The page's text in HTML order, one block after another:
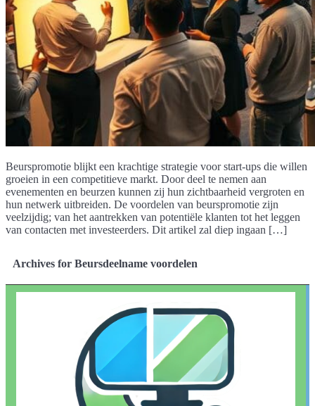
Beurspromotie blijkt een krachtige strategie voor start-ups die willen
groeien in een competitieve markt. Door deel te nemen aan
evenementen en beurzen kunnen zij hun zichtbaarheid vergroten en
hun netwerk uitbreiden. De voordelen van beurspromotie zijn
veelzijdig; van het aantrekken van potentiële klanten tot het leggen
van contacten met investeerders. Dit artikel zal diep ingaan […]
Archives for Beursdeelname voordelen